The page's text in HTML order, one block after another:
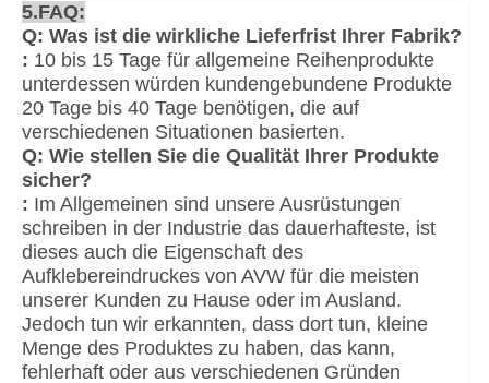
5.FAQ:
Q: Was ist die wirkliche Lieferfrist Ihrer Fabrik?
: 10 bis 15 Tage für allgemeine Reihenprodukte
unterdessen würden kundengebundene Produkte
20 Tage bis 40 Tage benötigen, die auf
verschiedenen Situationen basierten.
Q: Wie stellen Sie die Qualität Ihrer Produkte
sicher?
: Im Allgemeinen sind unsere Ausrüstungen
schreiben in der Industrie das dauerhafteste, ist
dieses auch die Eigenschaft des
Aufklebereindruckes von AVW für die meisten
unserer Kunden zu Hause oder im Ausland.
Jedoch tun wir erkannten, dass dort tun, kleine
Menge des Produktes zu haben, das kann,
fehlerhaft oder aus verschiedenen Gründen